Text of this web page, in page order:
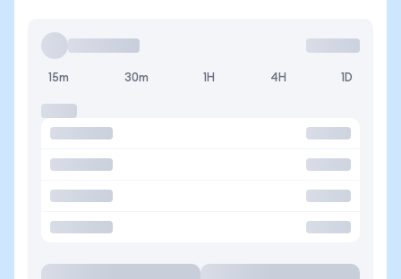
15m 30m 1H 4H 1D